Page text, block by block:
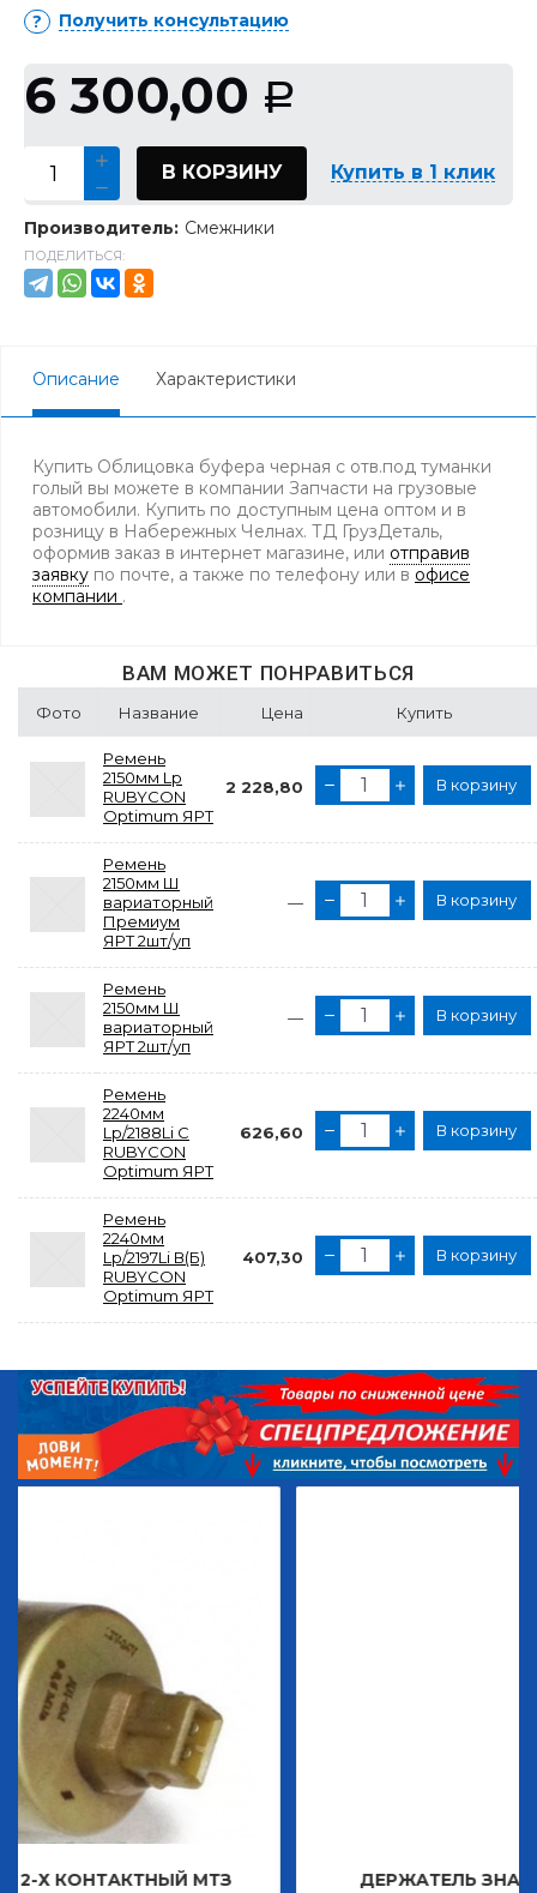
Получить консультацию
6 300,00 Р
В КОРЗИНУ Купить в 1 клик
Производитель: Смежники
ПОДЕЛИТЬСЯ:
Описание Характеристики
Купить Облицовка буфера черная с отв.под туманки
голый вы можете в компании Запчасти на грузовые
автомобили. Купить по доступным цена оптом и в
розницу в Набережных Челнах. ТД ГрузДеталь,
оформив заказ в интернет магазине, или отправив
заявку по почте, а также по телефону или в офисе
компании .
ВАМ МОЖЕТ ПОНРАВИТЬСЯ
Фото Название Цена Купить
Ремень
2150мм Lp
RUBYCON
Optimum ЯРТ
2 228,80 В корзину
Ремень
2150мм Ш
вариаторный
Премиум
ЯРТ 2шт/уп
— В корзину
Ремень
2150мм Ш
вариаторный
ЯРТ 2шт/уп
— В корзину
Ремень
2240мм
Lp/2188Li С
RUBYCON
Optimum ЯРТ
626,60 В корзину
Ремень
2240мм
Lp/2197Li В(Б)
RUBYCON
Optimum ЯРТ
407,30 В корзину
МТЗ ДЕРЖАТЕЛЬ ЗНАКА